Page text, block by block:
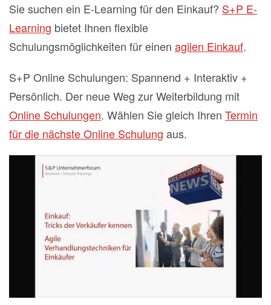
Sie suchen ein E-Learning für den Einkauf? S+P E-
Learning bietet Ihnen flexible
Schulungsmöglichkeiten für einen agilen Einkauf.
S+P Online Schulungen: Spannend + Interaktiv +
Persönlich. Der neue Weg zur Weiterbildung mit
Online Schulungen. Wählen Sie gleich Ihren Termin
für die nächste Online Schulung aus.